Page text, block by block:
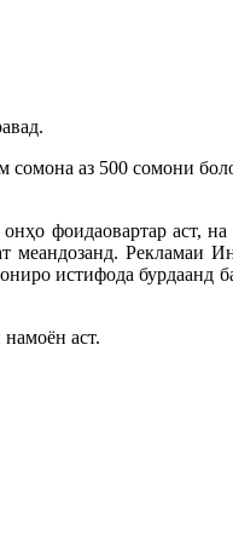
аз 500 сомони
фоидаовартар аст,
меандозанд. Рекламаи
истифода бурдаанд
аст.